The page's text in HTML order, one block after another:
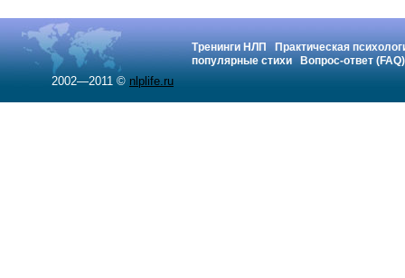
Тренинги НЛП
Практическая
популярные стихи
Вопрос-ответ (FAQ)
2002—2011 © nlplife.ru